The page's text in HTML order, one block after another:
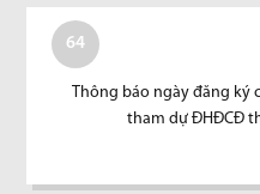
64
Thông báo ngày đăng ký
tham dự ĐHĐCĐ